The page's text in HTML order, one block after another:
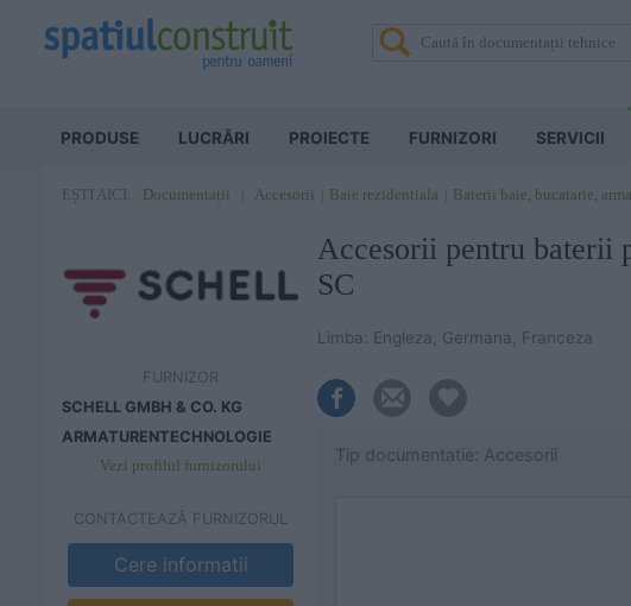
PRODUSE LUCRĂRI PROIECTE FURNIZORI SERVICII
EȘTI AICI: Documentații Accesorii Baie rezidentiala Baterii baie, bucatarie,
FURNIZOR
SCHELL GMBH & CO. KG
ARMATURENTECHNOLOGIE
Vezi profilul furnizorului
CONTACTEAZĂ FURNIZORUL
Cere informatii
Accesorii pentru baterii
SC
Limba: Engleza, Germana, Franceza
Tip documentatie: Accesorii